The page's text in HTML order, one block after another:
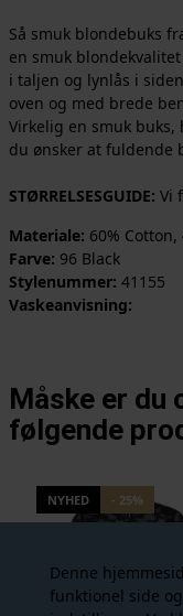
Denne
funktionel side
Så smuk blondebuks
en smuk
i taljen og lynlås i
oven og med brede
Virkelig en smuk
du ønsker at fuldende
STØRRELSESGUIDE: Vi
Materiale: 60% Cotton,
Farve: 96 Black
Stylenummer: 41155
Vaskeanvisning:
Måske er du
følgende
NYHED - 25%